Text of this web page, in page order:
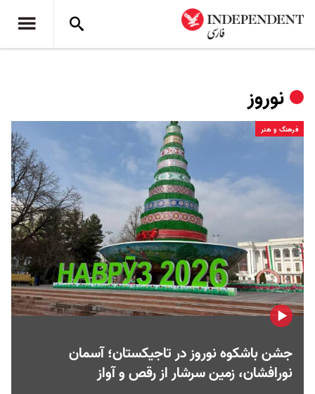
نوروز
فرهنگ و هنر
جشن باشکوه نوروز در تاجیکستان؛ آسمان
نورافشان، زمین سرشار از رقص و آواز